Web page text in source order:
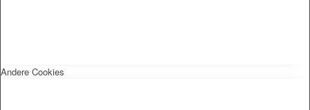
Andere Cookies